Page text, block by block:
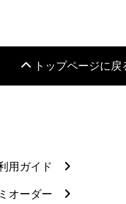
トップページに戻
用ガイド
オーダー